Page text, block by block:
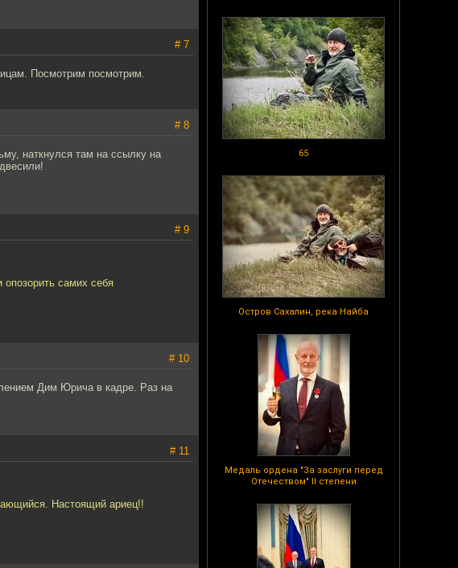
65
Остров Сахалин, река Найба
Медаль ордена "За заслуги перед
Отечеством" II степени
# 7
Посмотрим посмотрим.
# 8
наткнулся там на ссылку на
# 9
самих себя
# 10
Дим Юрича в кадре. Раз на
# 11
Настоящий ариец!!